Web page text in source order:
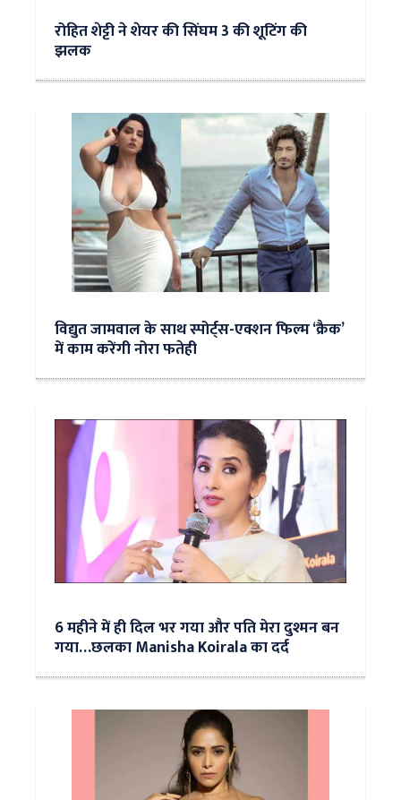
रोहित शेट्टी ने शेयर की सिंघम 3 की शूटिंग की
झलक
विद्युत जामवाल के साथ स्पोर्ट्स-एक्शन फिल्म ‘क्रैक’
में काम करेंगी नोरा फतेही
6 महीने में ही दिल भर गया और पति मेरा दुश्मन बन
गया…छलका Manisha Koirala का दर्द